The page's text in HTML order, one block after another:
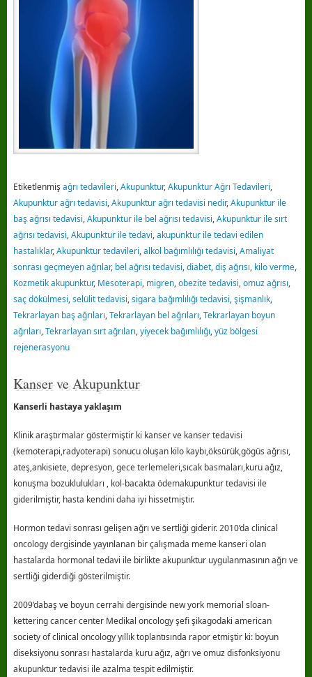
Etiketlenmiş ağrı tedavileri,Akupunktur,Akupunktur Ağrı Tedavileri,
Akupunktur ağrı tedavisi,Akupunktur ağrı tedavisi nedir,Akupunktur ile
baş ağrısı tedavisi,Akupunktur ile bel ağrısı tedavisi,Akupunktur ile sırt
ağrısı tedavisi,Akupunktur ile tedavi,akupunktur ile tedavi edilen
hastalıklar,Akupunktur tedavileri,alkol bağımlılığı tedavisi,Amaliyat
sonrası geçmeyen ağrılar, bel ağrısı tedavisi,diabet,diş ağrısı, kilo verme,
Kozmetik akupunktur, Mesoterapi, migren,obezite tedavisi,omuz ağrısı,
saç dökülmesi,selülit tedavisi,sigara bağımlılığı tedavisi,şişmanlık,
Tekrarlayan baş ağrıları,Tekrarlayan bel ağrıları,Tekrarlayan boyun
ağrıları,Tekrarlayan sırt ağrıları,yiyecek bağımlılığı,yüz bölgesi
rejenerasyonu
Kanser ve Akupunktur
Kanserli hastaya yaklaşım
Klinik araştırmalar göstermiştir ki kanser ve kanser tedavisi
(kemoterapi,radyoterapi) sonucu oluşan kilo kaybı,öksürük,gögüs ağrısı,
ateş,ankisiete, depresyon, gece terlemeleri,sıcak basmaları,kuru ağız,
konuşma bozuklulukları , kol-bacakta ödemakupunktur tedavisi ile
giderilmiştir, hasta kendini daha iyi hissetmiştir.
Hormon tedavi sonrası gelişen ağrı ve sertliği giderir. 2010’da clinical
oncology dergisinde yayınlanan bir çalışmada meme kanseri olan
hastalarda hormonal tedavi ile birlikte akupunktur uygulanmasının ağrı ve
sertliği giderdiği gösterilmiştir.
2009’dabaş ve boyun cerrahi dergisinde new york memorial sloan-
kettering cancer center Medikal oncology şefi şikagodaki american
society of clinical oncology yıllık toplantısında rapor etmiştir ki: boyun
diseksiyonu sonrası hastalarda kuru ağız, ağrı ve omuz disfonksiyonu
akupunktur tedavisi ile azalma tespit edilmiştir.